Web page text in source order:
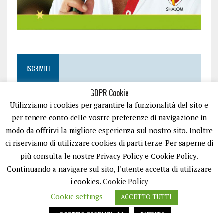
ISCRIVITI
EASYNEWS24 È UN PORTALE GESTITO DA FRANCESCO TV - PARTITA IVA
GDPR Cookie
Utilizziamo i cookies per garantire la funzionalità del sito e
per tenere conto delle vostre preferenze di navigazione in
modo da offrirvi la migliore esperienza sul nostro sito. Inoltre
ci riserviamo di utilizzare cookies di parti terze. Per saperne di
più consulta le nostre Privacy Policy e Cookie Policy.
Continuando a navigare sul sito, l'utente accetta di utilizzare
i cookies. Cookie Policy
Cookie settings
ACCETTO TUTTI